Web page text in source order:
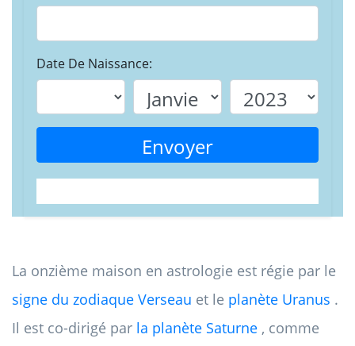
Date De Naissance:
Envoyer
La onzième maison en astrologie est régie par le
signe du zodiaque Verseau et le planète Uranus .
Il est co-dirigé par la planète Saturne , comme